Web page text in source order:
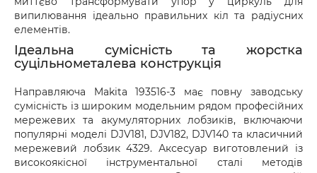
оформіть акт разом із працівником служби
доставки.
випилювання ідеально правильних кіл та радіусних
елементів.
Ідеальна сумісність та жорстка
суцільнометалева конструкція
Направляюча Makita 193516-3 має повну заводську
сумісність із широким модельним рядом професійних
мережевих та акумуляторних лобзиків, включаючи
популярні моделі DJV181, DJV182, DJV140 та класичний
мережевий лобзик 4329. Аксесуар виготовлений із
високоякісної інструментальної сталі методів